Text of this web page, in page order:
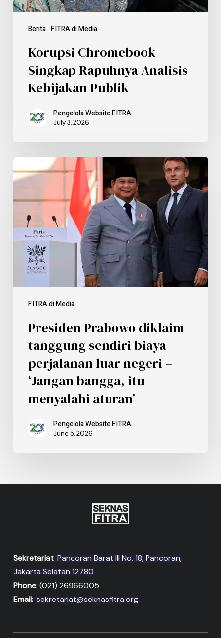
Berita FITRA di Media
Korupsi Chromebook
Singkap Rapuhnya Analisis
Kebijakan Publik
Pengelola Website FITRA
July 3, 2026
FITRA di Media
Presiden Prabowo diklaim
tanggung sendiri biaya
perjalanan luar negeri –
‘Jangan bangga, itu
menyalahi aturan’
Pengelola Website FITRA
June 5, 2026
Sekretariat Pancoran Barat III No. 18, Pancoran,
Jakarta Selatan 12780
Phone:(021) 26966005
Email: sekretariat@seknasfitra.org